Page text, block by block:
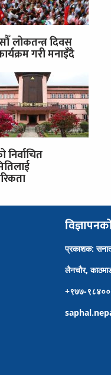
लोकतन्त्र दिवस
गरी मनाइँदै
निर्वाचित
प्रकाशक:
लैनचौर,
+९७७-